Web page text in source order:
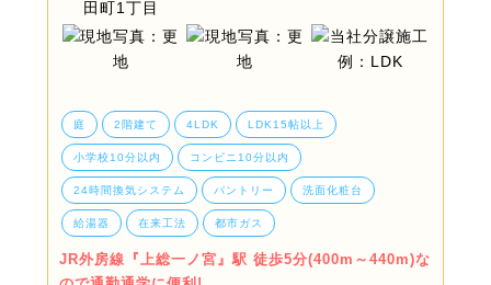
庭 2階建て 4LDK LDK15帖以上
小学校10分以内 コンビニ10分以内
24時間換気システム パントリー 洗面化粧台
給湯器 在来工法 都市ガス
JR外房線『上総一ノ宮』駅 徒歩5分(400m～440m)な